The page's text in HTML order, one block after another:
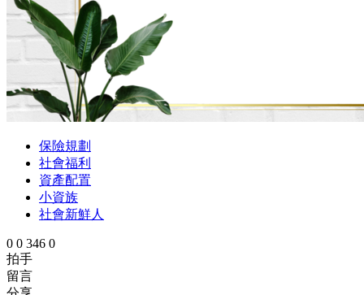
保險規劃
社會福利
資產配置
小資族
社會新鮮人
0 0 346 0
拍手
留言